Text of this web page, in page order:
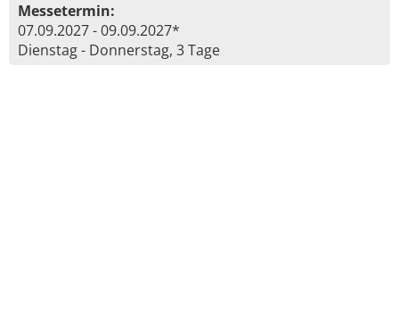
Messetermin:
07.09.2027 - 09.09.2027*
Dienstag - Donnerstag, 3 Tage